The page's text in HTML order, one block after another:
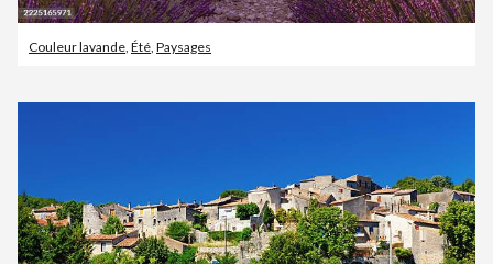
Couleur lavande, Été, Paysages